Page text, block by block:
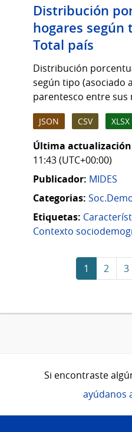
Distribución
hogares según
Total país
Distribución
según tipo (asociado
parentesco entre sus
JSON CSV XLSX
Última
11:43 (UTC+00:00)
Publicador: MIDES
Categorias:
Etiquetas:
Contexto
1 2 3
Si encontraste
ayúdanos